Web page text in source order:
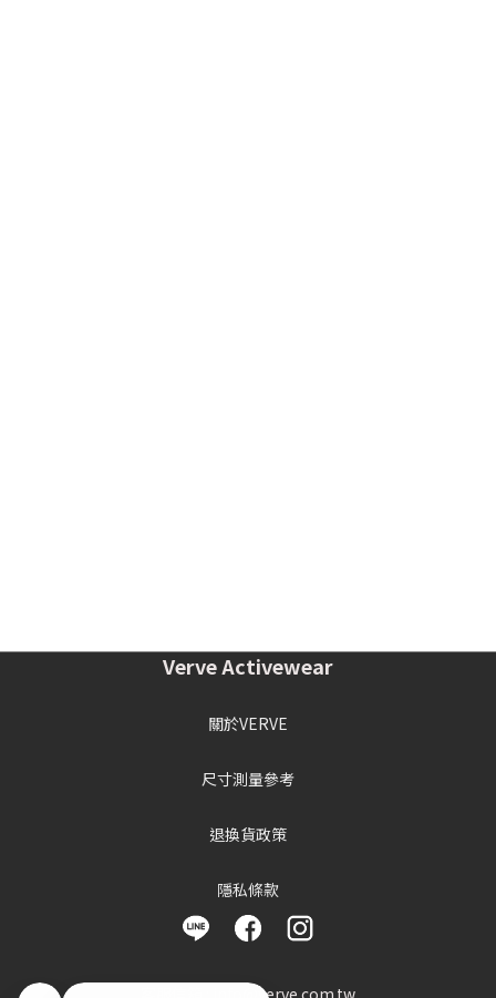
Verve Activewear
關於VERVE
尺寸測量參考
退換貨政策
隱私條款
客服信箱 : info@verve.com.tw